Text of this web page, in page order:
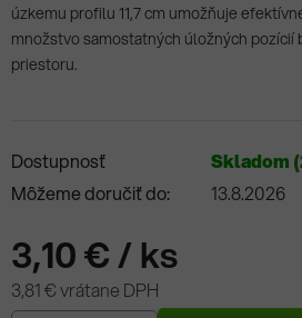
úzkemu profilu 11,7 cm umožňuje
množstvo samostatných úložných pozícií
priestoru.
Dostupnosť Skladom
Môžeme doručiť do:
13.8.2026
3,10 €/ ks
3,81 € vrátane DPH